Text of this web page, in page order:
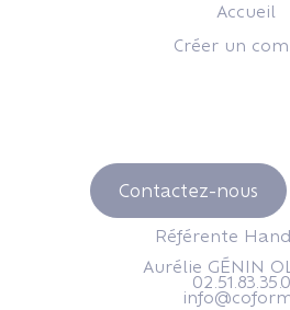
Accueil
Créer un
Contactez-nous
Référente
Aurélie GÉNIN